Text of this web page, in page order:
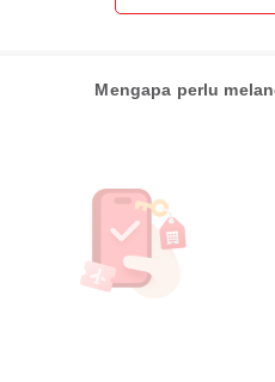
Mengapa perlu